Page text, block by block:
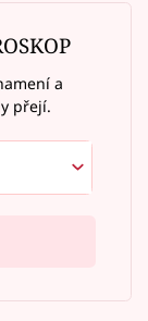
a
přejí.